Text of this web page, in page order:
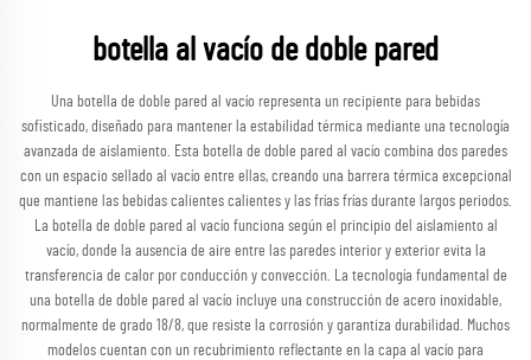
botella al vacío de doble pared
Una botella de doble pared al vacío representa un recipiente para bebidas
sofisticado, diseñado para mantener la estabilidad térmica mediante una tecnología
avanzada de aislamiento. Esta botella de doble pared al vacío combina dos paredes
con un espacio sellado al vacío entre ellas, creando una barrera térmica excepcional
que mantiene las bebidas calientes calientes y las frías frías durante largos periodos.
La botella de doble pared al vacío funciona según el principio del aislamiento al
vacío, donde la ausencia de aire entre las paredes interior y exterior evita la
transferencia de calor por conducción y convección. La tecnología fundamental de
una botella de doble pared al vacío incluye una construcción de acero inoxidable,
normalmente de grado 18/8, que resiste la corrosión y garantiza durabilidad. Muchos
modelos cuentan con un recubrimiento reflectante en la capa al vacío para